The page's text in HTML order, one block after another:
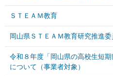
ＳＴＥＡＭ教育
岡山県ＳＴＥＡＭ教育研究推進
令和８年度「岡山県の高校生短
について（事業者対象）